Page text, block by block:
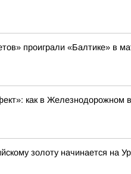
проиграли «Балтике» в
как в Железнодорожном
золоту начинается на